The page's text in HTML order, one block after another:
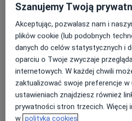
Internista
lek. Włodzimierz
Internista, Nefrolog
6 opinii
Andrzej Łęcki
Szanujemy Twoją
Akceptując, pozwalasz nam i
plików cookie (lub podobnych
danych do celów statystycznych i
oparciu o Twoje zwyczaje
internetowych. W każdej chwili
zaktualizować swoje preferencje w
ustawieniach znajdziesz również
prywatności stron trzecich. Więcej
w polityka cookies